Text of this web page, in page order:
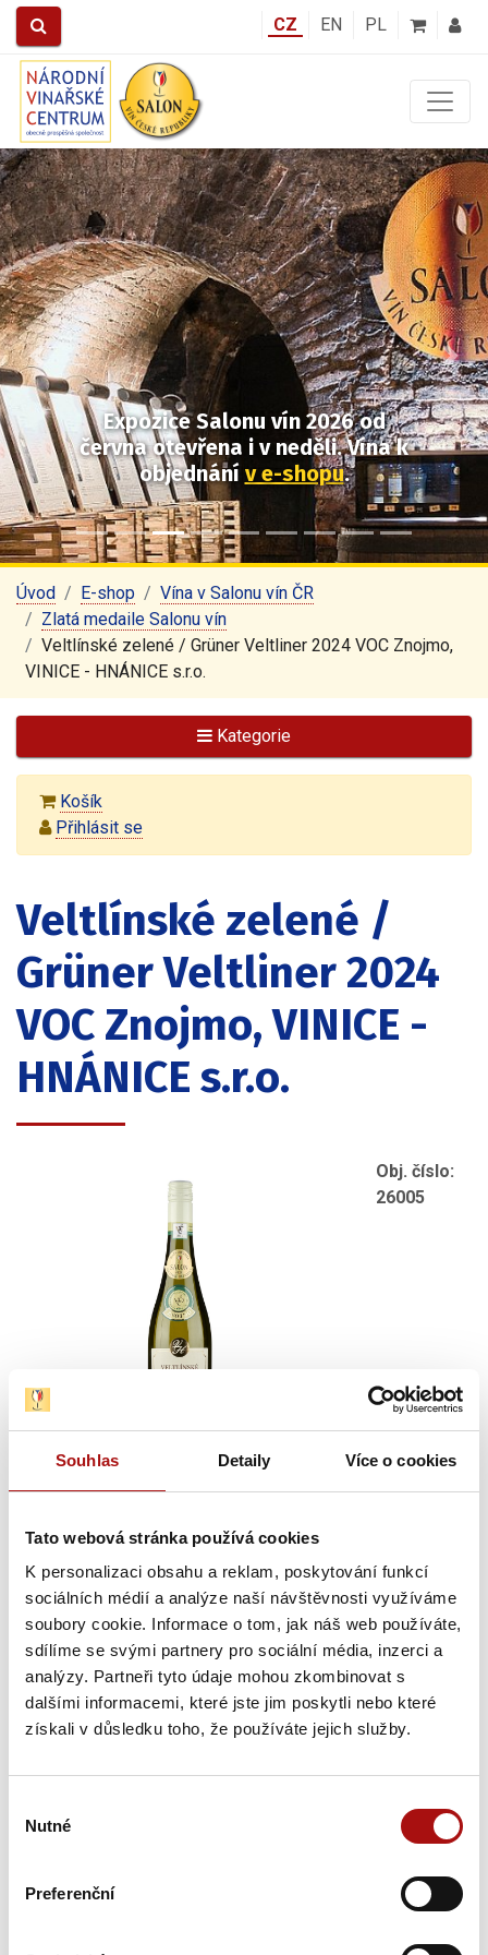
Souhlas Detaily Více o cookies
Tato webová stránka používá cookies
K personalizaci obsahu a reklam, poskytování funkcí
sociálních médií a analýze naší návštěvnosti využíváme
soubory cookie. Informace o tom, jak náš web používáte,
sdílíme se svými partnery pro sociální média, inzerci a
analýzy. Partneři tyto údaje mohou zkombinovat s
dalšími informacemi, které jste jim poskytli nebo které
získali v důsledku toho, že používáte jejich služby.
souhlasu
Nutné
Preferenční
CZ EN PL
Expozice Salonu vín 2026od
června otevřena i v neděli.Vína k
objednání v e-shopu.
Předchozí Další
Úvod E-shop
Vína v Salonu vín ČR
Zlatá medaile Salonu vín
Veltlínské zelené / Grüner Veltliner 2024 VOC Znojmo,
VINICE - HNÁNICE s.r.o.
Kategorie
Košík
Přihlásit se
Veltlínské zelené /
Grüner Veltliner 2024
VOC Znojmo, VINICE -
HNÁNICE s.r.o.
Obj. číslo:
26005
Výrobce/autor: VINICE - HNÁNICE s.r.o.
suché
Vinařská podoblast: Znojemská,
Vinařská obec:Havraníky,
Viniční trať:Staré vinice
všechny díky aroma maracuji a jemné kořenitosti. Ovocnost
kořenité dochuti.